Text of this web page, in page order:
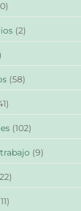
(2)
(58)
(102)
(9)